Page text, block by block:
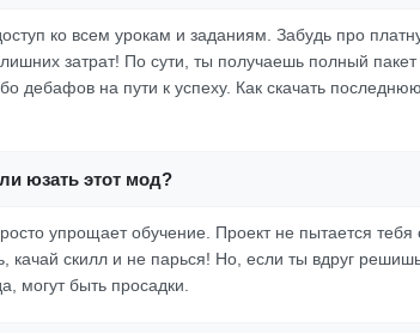
ко всем урокам и заданиям. Забудь про
затрат! По сути, ты получаешь полный
дебафов на пути к успеху. Как скачать
юзать этот мод?
упрощает обучение. Проект не пытается тебя
качай скилл и не парься! Но, если ты вдруг
могут быть просадки.